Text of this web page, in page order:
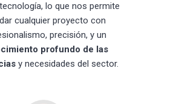
lo que nos permite
cualquier proyecto con
precisión, y un
profundo de las
y necesidades del sector.